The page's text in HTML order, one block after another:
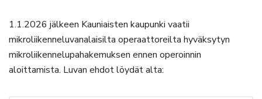
1.1.2026 jälkeen Kauniaisten kaupunki vaatii
mikroliikenneluvanalaisilta operaattoreilta hyväksytyn
mikroliikennelupahakemuksen ennen operoinnin
aloittamista. Luvan ehdot löydät alta: